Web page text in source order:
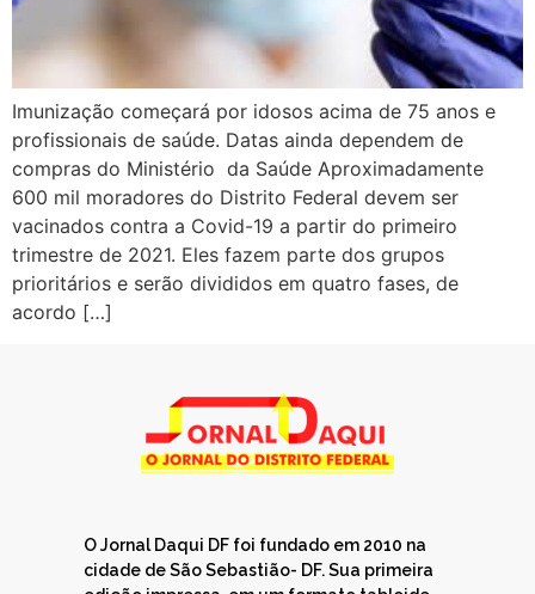
Imunização começará por idosos acima de 75 anos e
profissionais de saúde. Datas ainda dependem de
compras do Ministério da Saúde Aproximadamente
600 mil moradores do Distrito Federal devem ser
vacinados contra a Covid-19 a partir do primeiro
trimestre de 2021. Eles fazem parte dos grupos
prioritários e serão divididos em quatro fases, de
acordo […]
O Jornal Daqui DF foi fundado em 2010 na
cidade de São Sebastião- DF. Sua primeira